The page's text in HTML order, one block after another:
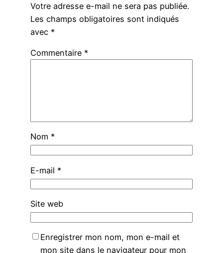
Votre adresse e-mail ne sera pas publiée.
Les champs obligatoires sont indiqués
avec *
Commentaire *
Nom *
E-mail *
Site web
Enregistrer mon nom, mon e-mail et
mon site dans le navigateur pour mon